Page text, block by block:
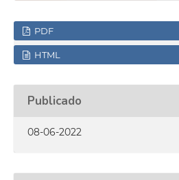
PDF
HTML
Publicado
08-06-2022